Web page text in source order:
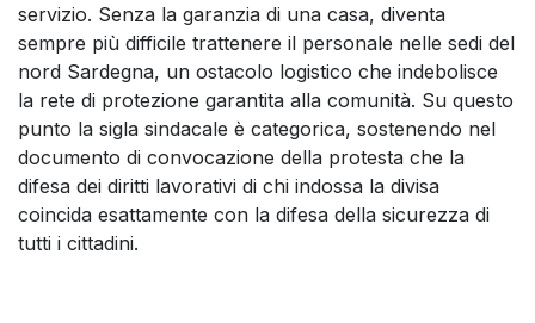
servizio. Senza la garanzia di una casa, diventa
sempre più difficile trattenere il personale nelle sedi del
nord Sardegna, un ostacolo logistico che indebolisce
la rete di protezione garantita alla comunità. Su questo
punto la sigla sindacale è categorica, sostenendo nel
documento di convocazione della protesta che la
difesa dei diritti lavorativi di chi indossa la divisa
coincida esattamente con la difesa della sicurezza di
tutti i cittadini.